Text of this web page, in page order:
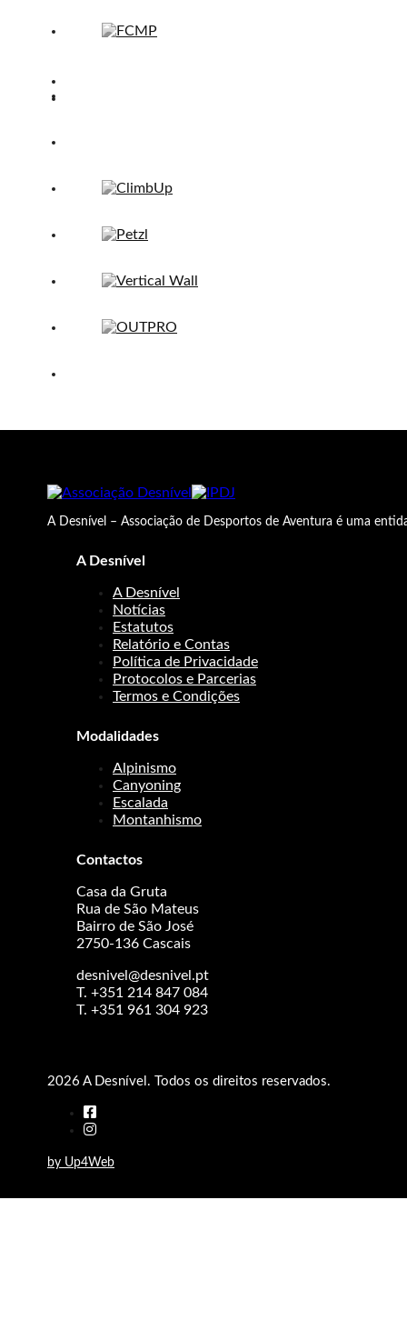
A Desnível – Associação de Desportos de Aventura é uma
A Desnível
A Desnível
Notícias
Estatutos
Relatório e Contas
Política de Privacidade
Protocolos e Parcerias
Termos e Condições
Modalidades
Alpinismo
Canyoning
Escalada
Montanhismo
Contactos
Casa da Gruta
Rua de São Mateus
Bairro de São José
2750-136 Cascais
desnivel@desnivel.pt
T. +351 214 847 084
T. +351 961 304 923
2026 A Desnível. Todos os direitos reservados.
by Up4Web